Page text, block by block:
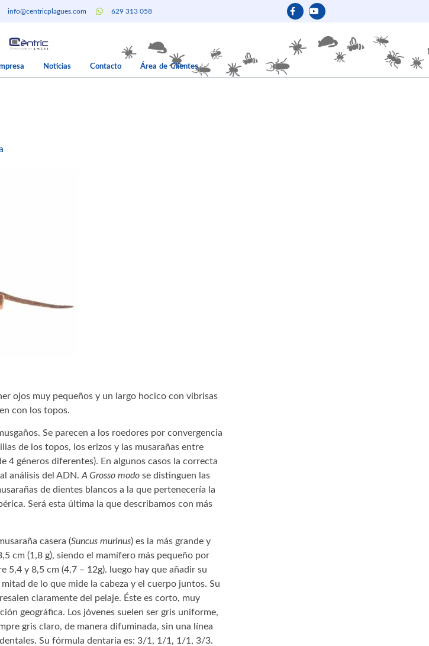
info@centricplagues.com 629 313 058
Noticias Contacto Área de Clientes
ojos muy pequeños y un largo hocico con vibrisas
con los topos.
Se parecen a los roedores por convergencia
de los topos, los erizos y las musarañas entre
4 géneros diferentes). En algunos casos la correcta
análisis del ADN.A Grosso modo se distinguen las
de dientes blancos a la que pertenecería la
Será esta última la que describamos con más
casera (Suncus murinus) es la más grande y
cm (1,8 g), siendo el mamífero más pequeño por
5,4 y 8,5 cm (4,7 – 12g). luego hay que añadir su
de lo que mide la cabeza y el cuerpo juntos. Su
claramente del pelaje. Éste es corto, muy
geográfica. Los jóvenes suelen ser gris uniforme,
gris claro, de manera difuminada, sin una línea
Su fórmula dentaria es: 3/1, 1/1, 1/1, 3/3.